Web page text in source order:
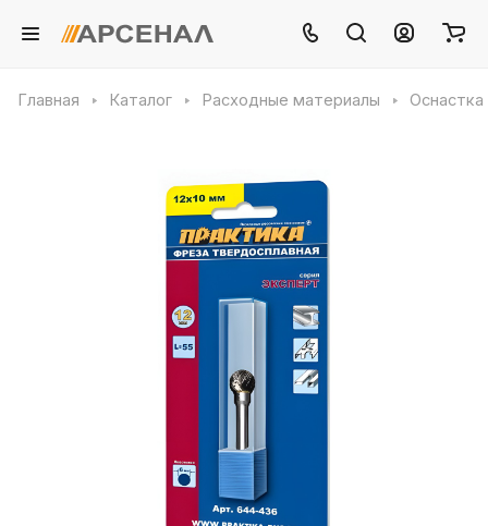
Главная Каталог Расходные материалы